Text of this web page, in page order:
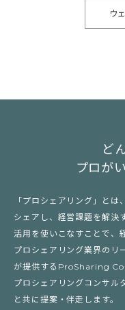
ウ
ど
プロが
「プロシェアリング」と
シェアし、経営課題を解決
活用を使いこなすことで、
プロシェアリング業界のリ
が提供するProSharing
プロシェアリングコンサル
と共に提案・伴走します。